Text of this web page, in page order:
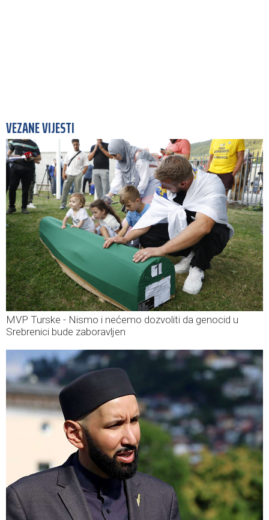
VEZANE VIJESTI
MVP Turske - Nismo i nećemo dozvoliti da genocid u
Srebrenici bude zaboravljen